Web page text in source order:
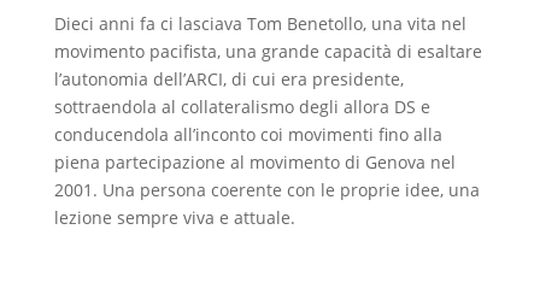
Dieci anni fa ci lasciava Tom Benetollo, una vita nel
movimento pacifista, una grande capacità di esaltare
l’autonomia dell’ARCI, di cui era presidente,
sottraendola al collateralismo degli allora DS e
conducendola all’inconto coi movimenti fino alla
piena partecipazione al movimento di Genova nel
2001. Una persona coerente con le proprie idee, una
lezione sempre viva e attuale.